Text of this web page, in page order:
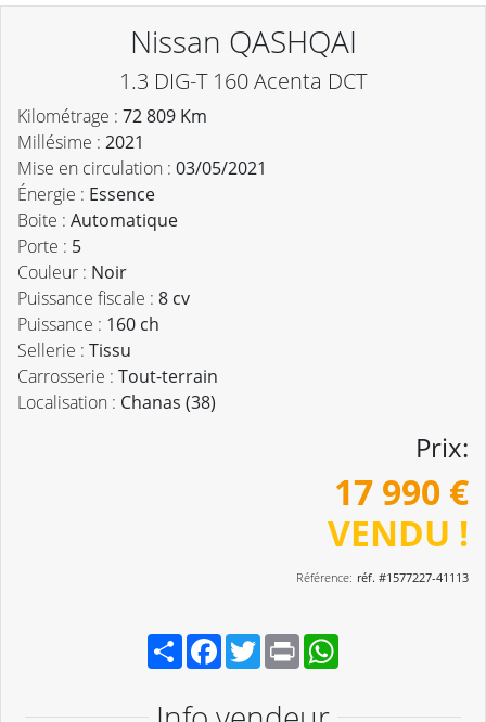
Nissan QASHQAI
1.3 DIG-T 160 Acenta DCT
Kilométrage : 72 809 Km
Millésime : 2021
Mise en circulation : 03/05/2021
Énergie : Essence
Boite : Automatique
Porte : 5
Couleur : Noir
Puissance fiscale : 8 cv
Puissance : 160 ch
Sellerie : Tissu
Carrosserie : Tout-terrain
Localisation : Chanas (38)
Prix:
17 990 €
VENDU !
Référence: réf. #1577227-41113
PartagerFacebook
TwitterPrint